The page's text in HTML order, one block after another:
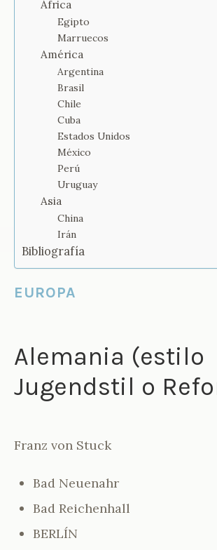
África
Egipto
Marruecos
América
Argentina
Brasil
Chile
Cuba
Estados Unidos
México
Perú
Uruguay
Asia
China
Irán
Bibliografía
EUROPA
Alemania (estilo
Jugendstil o
Franz von Stuck
Bad Neuenahr
Bad Reichenhall
BERLÍN